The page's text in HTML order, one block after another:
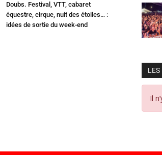
Doubs. Festival, VTT, cabaret
équestre, cirque, nuit des étoiles… :
idées de sortie du week-end
LES
Il